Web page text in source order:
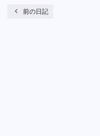
chevron_left 前の日記